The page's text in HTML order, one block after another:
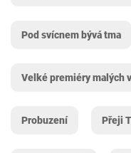
Pod svícnem bývá tma
Velké premiéry malých
Probuzení Přeji